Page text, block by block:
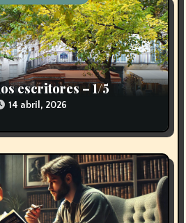
escritores – 1/5
14 abril, 2026